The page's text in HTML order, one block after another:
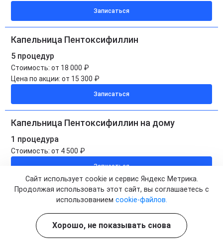
Записаться
Капельница Пентоксифиллин
5 процедур
Стоимость: от 18 000 ₽
Цена по акции: от 15 300 ₽
Записаться
Капельница Пентоксифиллин на дому
1 процедура
Стоимость: от 4 500 ₽
Записаться
Капельница Пентоксифиллин на дому
5 процедур
Стоимость:
от 22 500 ₽
Цена по акции:
Сайт использует cookie и сервис Яндекс Метрика.
Продолжая использовать этот сайт, вы соглашаетесь с
использованием cookie-файлов.
Хорошо, не показывать снова